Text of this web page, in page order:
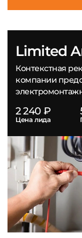
Limited
Контекстная
компании
2 240 ₽
Цена лида